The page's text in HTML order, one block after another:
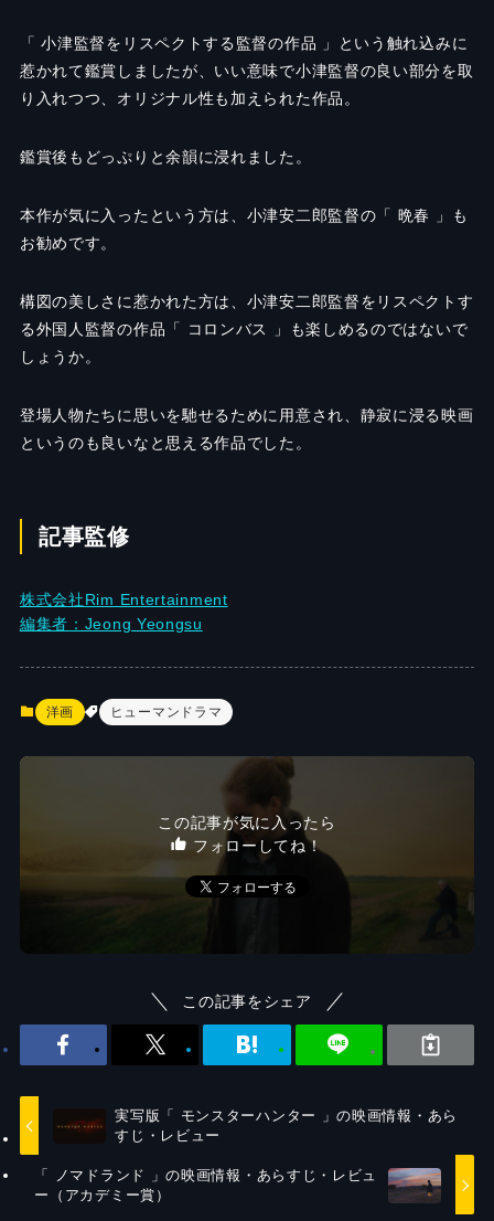
「 小津監督をリスペクトする監督の作品 」という触れ込みに
惹かれて鑑賞しましたが、いい意味で小津監督の良い部分を取
り入れつつ、オリジナル性も加えられた作品。
鑑賞後もどっぷりと余韻に浸れました。
本作が気に入ったという方は、小津安二郎監督の「 晩春 」も
お勧めです。
構図の美しさに惹かれた方は、小津安二郎監督をリスペクトす
る外国人監督の作品「 コロンバス 」も楽しめるのではないで
しょうか。
登場人物たちに思いを馳せるために用意され、静寂に浸る映画
というのも良いなと思える作品でした。
記事監修
株式会社Rim Entertainment
編集者：Jeong Yeongsu
洋画 ヒューマンドラマ
この記事が気に入ったら
フォローしてね！
この記事をシェア
実写版「 モンスターハンター 」の映画情報・あら
すじ・レビュー
「 ノマドランド 」の映画情報・あらすじ・レビュ
ー（アカデミー賞）